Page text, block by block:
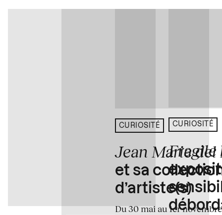
CURIOSITÉ
Jean Marie del
et sa
d’artiste(s)
Du 30 mai au 1er
CURIOSITÉ
Fragile